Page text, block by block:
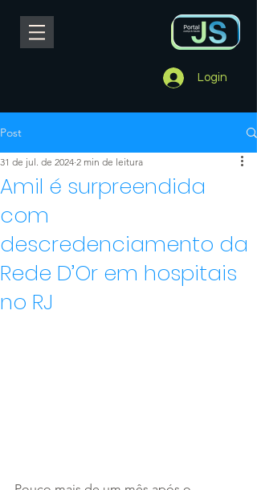
Login
Post
Amil é surpreendida
com
descredenciamento da
Rede D’Or em hospitais
no RJ
31 de jul. de 2024 2 min de leitura